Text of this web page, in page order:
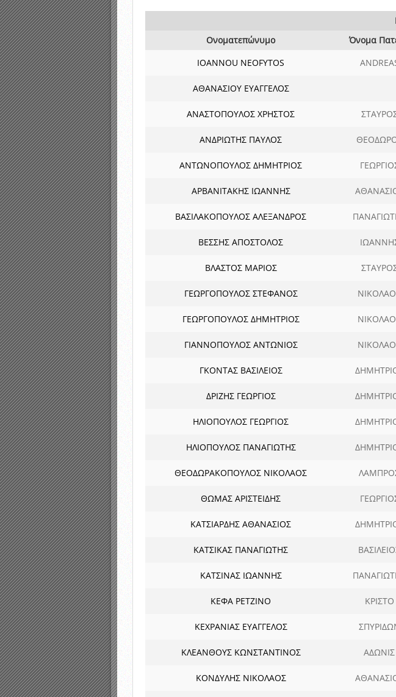
Ονοματεπώνυμο
Όνομα
IOANNOU NEOFYTOS
ΑΘΑΝΑΣΙΟΥ ΕΥΑΓΓΕΛΟΣ
ΑΝΑΣΤΟΠΟΥΛΟΣ ΧΡΗΣΤΟΣ
ΑΝΔΡΙΩΤΗΣ ΠΑΥΛΟΣ
ΑΝΤΩΝΟΠΟΥΛΟΣ ΔΗΜΗΤΡΙΟΣ
ΑΡΒΑΝΙΤΑΚΗΣ ΙΩΑΝΝΗΣ
ΒΑΣΙΛΑΚΟΠΟΥΛΟΣ ΑΛΕΞΑΝΔΡΟΣ
ΒΕΣΣΗΣ ΑΠΟΣΤΟΛΟΣ
ΒΛΑΣΤΟΣ ΜΑΡΙΟΣ
ΓΕΩΡΓΟΠΟΥΛΟΣ ΣΤΕΦΑΝΟΣ
ΓΕΩΡΓΟΠΟΥΛΟΣ ΔΗΜΗΤΡΙΟΣ
ΓΙΑΝΝΟΠΟΥΛΟΣ ΑΝΤΩΝΙΟΣ
ΓΚΟΝΤΑΣ ΒΑΣΙΛΕΙΟΣ
ΔΡΙΖΗΣ ΓΕΩΡΓΙΟΣ
ΗΛΙΟΠΟΥΛΟΣ ΓΕΩΡΓΙΟΣ
ΗΛΙΟΠΟΥΛΟΣ ΠΑΝΑΓΙΩΤΗΣ
ΘΕΟΔΩΡΑΚΟΠΟΥΛΟΣ ΝΙΚΟΛΑΟΣ
ΘΩΜΑΣ ΑΡΙΣΤΕΙΔΗΣ
ΚΑΤΣΙΑΡΔΗΣ ΑΘΑΝΑΣΙΟΣ
ΚΑΤΣΙΚΑΣ ΠΑΝΑΓΙΩΤΗΣ
ΚΑΤΣΙΝΑΣ ΙΩΑΝΝΗΣ
ΚΕΦΑ ΡΕΤΖΙΝΟ ΚΡΙΣΤΟ
ΚΕΧΡΑΝΙΑΣ ΕΥΑΓΓΕΛΟΣ
ΚΛΕΑΝΘΟΥΣ ΚΩΝΣΤΑΝΤΙΝΟΣ ΑΔΩΝΙΣ
ΚΟΝΔΥΛΗΣ ΝΙΚΟΛΑΟΣ